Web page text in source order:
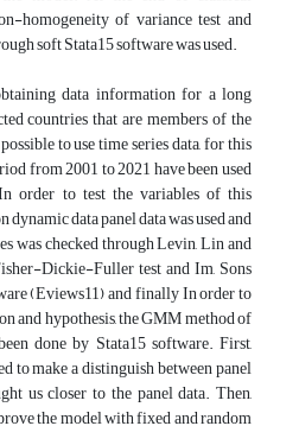
homogeneity of variance test and
soft Stata15 software was used.
data information for a long
countries that are members of the
to use time series data, for this
from 2001 to 2021 have been used
order to test the variables of this
dynamic data panel data was used and
was checked through Levin, Lin and
Dickie-Fuller test and Im, Sons
(Eviews11) and finally In order to
and hypothesis, the GMM method of
done by Stata15 software. First,
to make a distinguish between panel
us closer to the panel data. Then,
the model with fixed and random